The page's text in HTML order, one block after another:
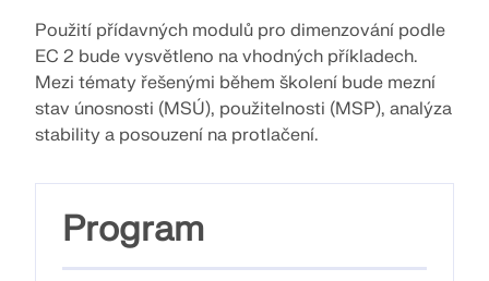
Dlubal API
Vaše brána do parametrického modelování a
automatizace
Objevte API
Použití přídavných modulů pro dimenzování podle
EC 2 bude vysvětleno na vhodných příkladech.
Mezi tématy řešenými během školení bude mezní
stav únosnosti (MSÚ), použitelnosti (MSP), analýza
stability a posouzení na protlačení.
Program